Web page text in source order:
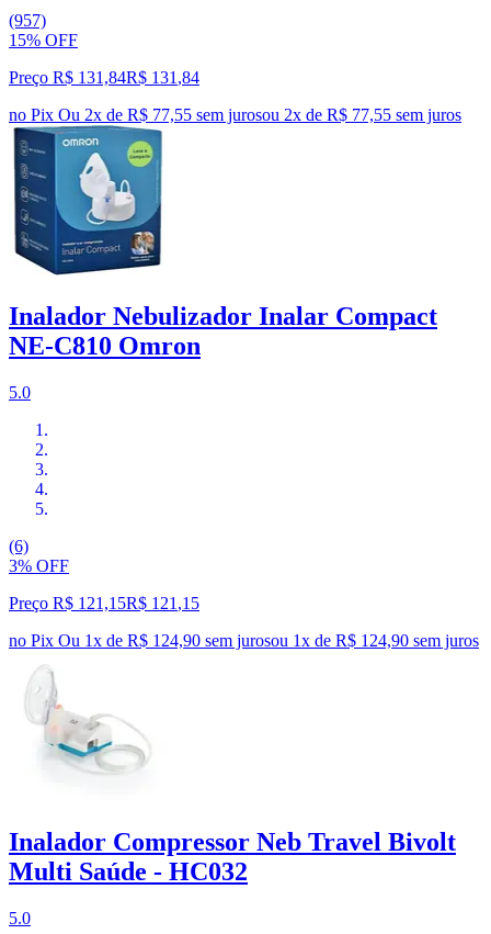
(957)
15% OFF
Preço R$ 131,84R$ 131 ,84
no Pix Ou 2x de R$ 77,55 sem jurosou 2x de R$ 77,55 sem juros
Inalador Nebulizador Inalar Compact
NE-C810 Omron
5.0
(6)
3% OFF
Preço R$ 121,15R$ 121 ,15
no Pix Ou 1x de R$ 124,90 sem jurosou 1x de R$ 124,90 sem juros
Inalador Compressor Neb Travel Bivolt
Multi Saúde - HC032
5.0